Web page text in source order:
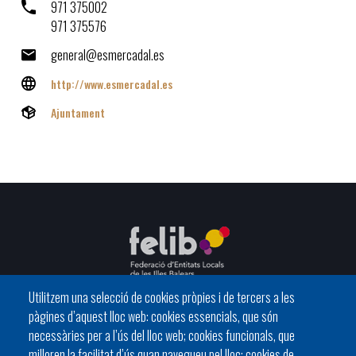
971 375002
971 375576
general@esmercadal.es
http://www.esmercadal.es
Ajuntament
Utilitzem una selecció de cookies pròpies i de tercers a les
pàgines d’aquest lloc web: cookies essencials, que són
necessàries per a l’ús del lloc web; cookies funcionals, que
C/ del General Riera, 111 07010 Palma
Phone
971 760911 - Fax 971 763102